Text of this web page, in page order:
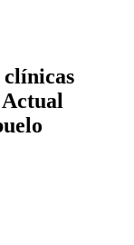
clínicas
Actual